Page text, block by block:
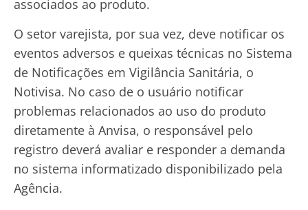
associados ao produto.
O setor varejista, por sua vez, deve notificar os
eventos adversos e queixas técnicas no Sistema
de Notificações em Vigilância Sanitária, o
Notivisa. No caso de o usuário notificar
problemas relacionados ao uso do produto
diretamente à Anvisa, o responsável pelo
registro deverá avaliar e responder a demanda
no sistema informatizado disponibilizado pela
Agência.